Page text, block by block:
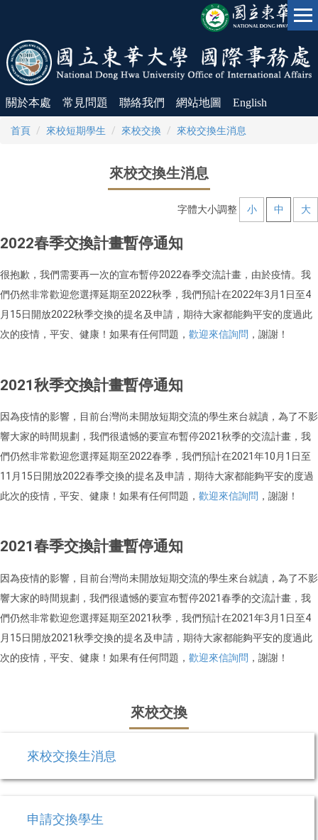
要
內
容
區
關於本處 常見問題 聯絡我們 網站地圖 English
首頁 來校短期學生 來校交換 來校交換生消息
來校交換生消息
字體大小調整 小 中 大
2022春季交換計畫暫停通知
很抱歉，我們需要再一次的宣布暫停2022春季交流計畫，由於疫情。我
們仍然非常歡迎您選擇延期至2022秋季，我們預計在2022年3月1日至4
月15日開放2022秋季交換的提名及申請，期待大家都能夠平安的度過此
次的疫情，平安、健康！如果有任何問題， 歡迎來信詢問 ，謝謝！
2021秋季交換計畫暫停通知
因為疫情的影響，目前台灣尚未開放短期交流的學生來台就讀，為了不影
響大家的時間規劃，我們很遺憾的要宣布暫停2021秋季的交流計畫，我
們仍然非常歡迎您選擇延期至2022春季，我們預計在2021年10月1日至
11月15日開放2022春季交換的提名及申請，期待大家都能夠平安的度過
此次的疫情，平安、健康！如果有任何問題， 歡迎來信詢問 ，謝謝！
2021春季交換計畫暫停通知
因為疫情的影響，目前台灣尚未開放短期交流的學生來台就讀，為了不影
響大家的時間規劃，我們很遺憾的要宣布暫停2021春季的交流計畫，我
們仍然非常歡迎您選擇延期至2021秋季，我們預計在2021年3月1日至4
月15日開放2021秋季交換的提名及申請，期待大家都能夠平安的度過此
次的疫情，平安、健康！如果有任何問題， 歡迎來信詢問 ，謝謝！
來校交換
來校交換生消息
申請交換學生